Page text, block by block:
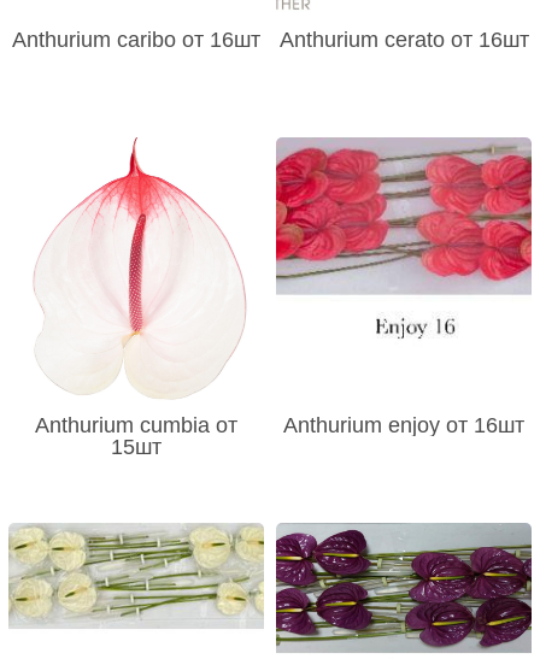
Anthurium caribo от 16шт Anthurium cerato от 16шт
Anthurium cumbia от
15шт
Anthurium enjoy от 16шт